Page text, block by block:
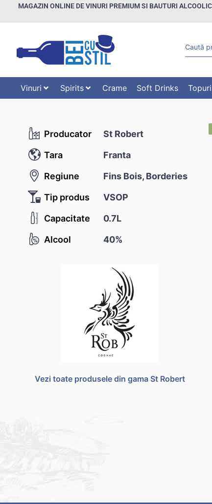
MAGAZIN ONLINE DE VINURI PREMIUM SI BAUTURI
Vinuri Spirits Crame Soft Drinks Topuri
Producator St Robert
Tara Franta
Regiune Fins Bois, Borderies
Tip produs VSOP
Capacitate 0.7L
Alcool 40%
Vezi toate produsele din gama St Robert